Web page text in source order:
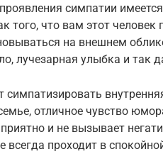
симпатии
того, что вам этот человек
на внешнем
лучезарная улыбка и так
симпатизировать
отличное чувство
и не вызывает
всегда проходит в